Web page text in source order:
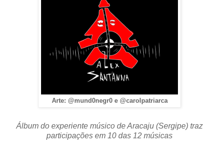
Arte: @mund0negr0 e @carolpatriarca
Álbum do experiente músico de Aracaju (Sergipe) traz
participações em 10 das 12 músicas